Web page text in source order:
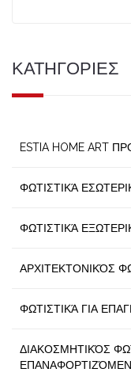
ΚΑΤΗΓΟΡΙΕΣ
ESTIA HOME ART
ΦΩΤΙΣΤΙΚΆ
ΦΩΤΙΣΤΙΚΆ
ΑΡΧΙΤΕΚΤΟΝΙΚΌΣ
ΦΩΤΙΣΤΙΚΆ ΓΙΑ
ΔΙΑΚΟΣΜΗΤΙΚΌΣ